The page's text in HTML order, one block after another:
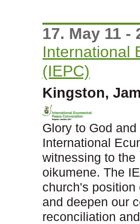
17. May 11 -
International
(IEPC)
Kingston,
Glory to God
International
witnessing to
oikumene. The
church's position
and deepen our
reconciliation